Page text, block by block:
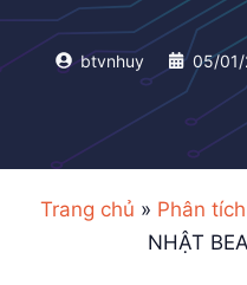
btvnhuy 05/
Trang chủ » Phân
NHẬT